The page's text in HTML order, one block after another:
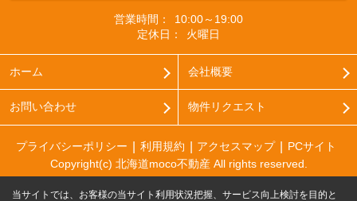
営業時間：
10:00～19:00
定休日：
火曜日
ホーム 会社概要
お問い合わせ 物件リクエスト
プライバシーポリシー 利用規約 アクセスマップ
PCサイト
Copyright(c) 北海道moco不動産 All rights reserved.
当サイトでは、お客様の当サイト利用状況把握、サービス向上検討を目的と